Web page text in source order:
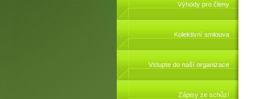
Výhody pro členy
Kolektivní smlouva
Vstupte do naší organizace
Zápisy ze schůzí